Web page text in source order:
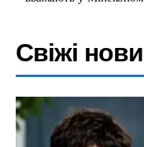
Свіжі